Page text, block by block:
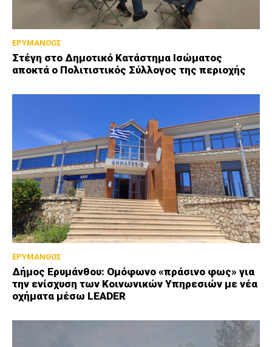
ΕΡΥΜΑΝΘΟΣ
Στέγη στο Δημοτικό Κατάστημα Ισώματος
αποκτά ο Πολιτιστικός Σύλλογος της περιοχής
ΕΡΥΜΑΝΘΟΣ
Δήμος Ερυμάνθου: Ομόφωνο «πράσινο φως» για
την ενίσχυση των Κοινωνικών Υπηρεσιών με νέα
οχήματα μέσω LEADER